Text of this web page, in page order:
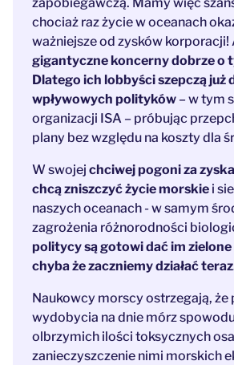
chociaż raz życie w oceanach
ważniejsze od zysków korporacji!
gigantyczne koncerny dobrze o
Dlatego ich lobbyści szepczą już
wpływowych polityków – w tym
organizacji ISA – próbując
plany bez względu na koszty dla
W swojej chciwej pogoni za
chcą zniszczyć życie morskie i
naszych oceanach - w samym
zagrożenia różnorodności
politycy są gotowi dać im zielone
chyba że zaczniemy działać teraz
Naukowcy morscy ostrzegają, że
wydobycia na dnie mórz
olbrzymich ilości toksycznych
zanieczyszczenie nimi morskich